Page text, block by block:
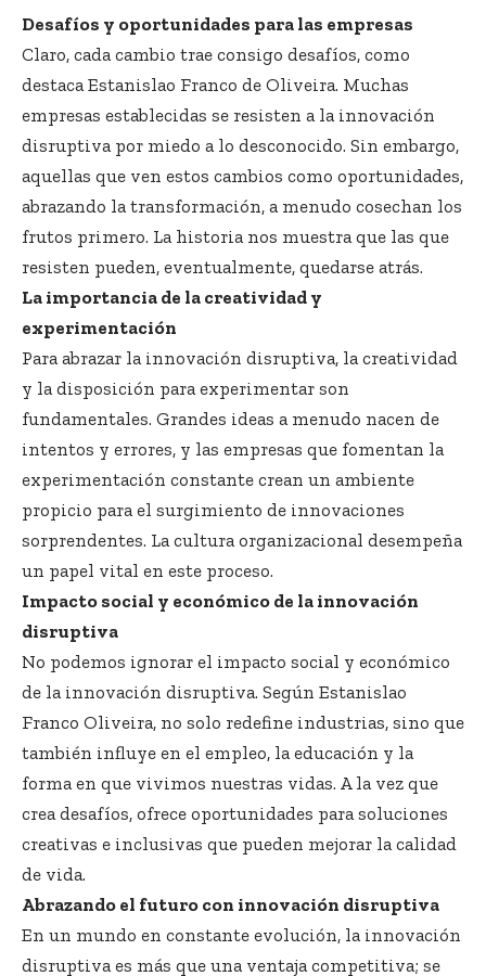
Desafíos y oportunidades para las empresas
Claro, cada cambio trae consigo desafíos, como
destaca Estanislao Franco de Oliveira. Muchas
empresas establecidas se resisten a la innovación
disruptiva por miedo a lo desconocido. Sin embargo,
aquellas que ven estos cambios como oportunidades,
abrazando la transformación, a menudo cosechan los
frutos primero. La historia nos muestra que las que
resisten pueden, eventualmente, quedarse atrás.
La importancia de la creatividad y
experimentación
Para abrazar la innovación disruptiva, la creatividad
y la disposición para experimentar son
fundamentales. Grandes ideas a menudo nacen de
intentos y errores, y las empresas que fomentan la
experimentación constante crean un ambiente
propicio para el surgimiento de innovaciones
sorprendentes. La cultura organizacional desempeña
un papel vital en este proceso.
Impacto social y económico de la innovación
disruptiva
No podemos ignorar el impacto social y económico
de la innovación disruptiva. Según Estanislao
Franco Oliveira, no solo redefine industrias, sino que
también influye en el empleo, la educación y la
forma en que vivimos nuestras vidas. A la vez que
crea desafíos, ofrece oportunidades para soluciones
creativas e inclusivas que pueden mejorar la calidad
de vida.
Abrazando el futuro con innovación disruptiva
En un mundo en constante evolución, la innovación
disruptiva es más que una ventaja competitiva; se